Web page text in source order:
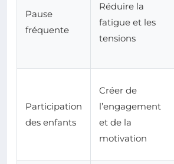
Pause
fréquente
Réduire la
fatigue et les
tensions
Participation
des enfants
Créer de
l’engagement
et de la
motivation